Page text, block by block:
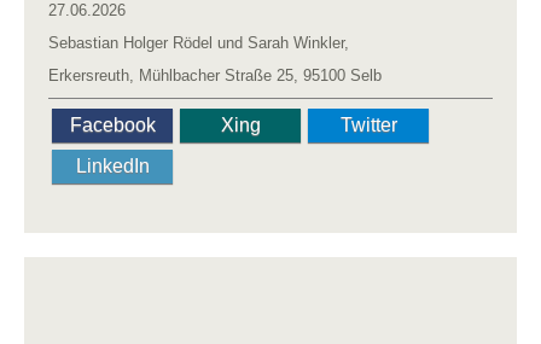
27.06.2026
Sebastian Holger Rödel und Sarah Winkler,
Erkersreuth, Mühlbacher Straße 25, 95100 Selb
Facebook Xing
Twitter
LinkedIn